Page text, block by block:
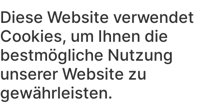
Diese Website verwendet
Cookies, um Ihnen die
bestmögliche Nutzung
unserer Website zu
gewährleisten.